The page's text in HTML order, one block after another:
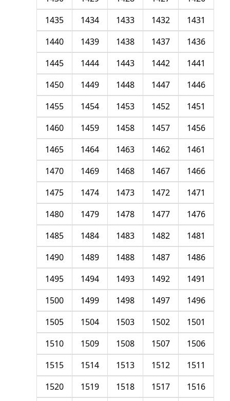
1431
1432
1433
1434
1435
1436
1437
1438
1439
1440
1441
1442
1443
1444
1445
1446
1447
1448
1449
1450
1451
1452
1453
1454
1455
1456
1457
1458
1459
1460
1461
1462
1463
1464
1465
1466
1467
1468
1469
1470
1471
1472
1473
1474
1475
1476
1477
1478
1479
1480
1481
1482
1483
1484
1485
1486
1487
1488
1489
1490
1491
1492
1493
1494
1495
1496
1497
1498
1499
1500
1501
1502
1503
1504
1505
1506
1507
1508
1509
1510
1511
1512
1513
1514
1515
1516
1517
1518
1519
1520